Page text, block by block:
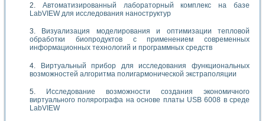
Автоматизированный лабораторный комплекс на базе
LabVIEW для исследования наноструктур
Визуализация моделирования и оптимизации тепловой
обработки биопродуктов с применением современных
информационных технологий и программных средств
Виртуальный прибор для исследования функциональных
возможностей алгоритма полигармонической экстраполяции
Исследование возможности создания экономичного
виртуального полярографа на основе платы USB 6008 в среде
LabVIEW